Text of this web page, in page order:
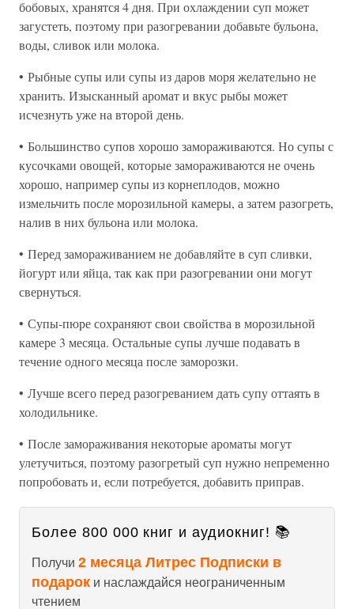
бобовых, хранятся 4 дня. При охлаждении суп может
загустеть, поэтому при разогревании добавьте бульона,
воды, сливок или молока.
• Рыбные супы или супы из даров моря желательно не
хранить. Изысканный аромат и вкус рыбы может
исчезнуть уже на второй день.
• Большинство супов хорошо замораживаются. Но супы с
кусочками овощей, которые замораживаются не очень
хорошо, например супы из корнеплодов, можно
измельчить после морозильной камеры, а затем разогреть,
налив в них бульона или молока.
• Перед замораживанием не добавляйте в суп сливки,
йогурт или яйца, так как при разогревании они могут
свернуться.
• Супы-пюре сохраняют свои свойства в морозильной
камере 3 месяца. Остальные супы лучше подавать в
течение одного месяца после заморозки.
• Лучше всего перед разогреванием дать супу оттаять в
холодильнике.
• После замораживания некоторые ароматы могут
улетучиться, поэтому разогретый суп нужно непременно
попробовать и, если потребуется, добавить приправ.
Более 800 000 книг и аудиокниг! 📚
Получи 2 месяца Литрес Подписки в
подарок и наслаждайся неограниченным
чтением